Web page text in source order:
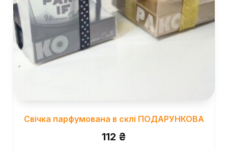
Свічка парфумована в склі ПОДАРУНКОВА
112 ₴